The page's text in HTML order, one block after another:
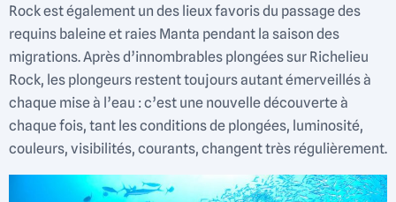
Rock est également un des lieux favoris du passage des
requins baleine et raies Manta pendant la saison des
migrations. Après d’innombrables plongées sur Richelieu
Rock, les plongeurs restent toujours autant émerveillés à
chaque mise à l’eau : c’est une nouvelle découverte à
chaque fois, tant les conditions de plongées, luminosité,
couleurs, visibilités, courants, changent très régulièrement.